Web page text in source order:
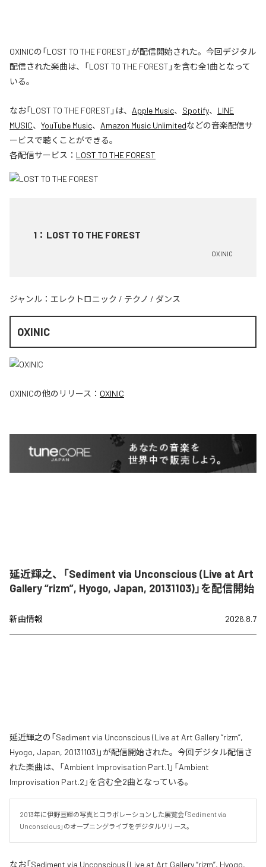
OXINICの「LOST TO THE FOREST」が配信開始された。今回デジタル
配信された楽曲は、「LOST TO THE FOREST」を含む全1曲となって
いる。
なお「LOST TO THE FOREST 」は、 Apple Music、 Spotify、 LINE
MUSIC、 YouTube Music、 Amazon Music Unlimitedなどの音楽配信サ
ービスで聴くことができる。
各配信サービス： LOST TO THE FOREST
1 ： LOST TO THE FOREST
OXINIC
ジャンル： エレクトロニック / テクノ / ダンス
OXINIC
OXINICの他のリリース： OXINIC
延近輝之、「Sediment via Unconscious (Live at Art
Gallery “rizm”, Hyogo, Japan, 20131103)」を配信開始
新曲情報 2026.8.7
延近輝之の「Sediment via Unconscious (Live at Art Gallery “rizm”,
Hyogo, Japan, 20131103)」が配信開始された。今回デジタル配信さ
れた楽曲は、「Ambient Improvisation Part.1」「Ambient
Improvisation Part.2」を含む全2曲となっている。
2013年に伊野亘輝の写真とコラボレーションした展覧会「Sediment via
Unconscious」のオープニングライブをデジタルリリース。
なお「Sediment via Unconscious (Live at Art Gallery “rizm”, Hyogo,